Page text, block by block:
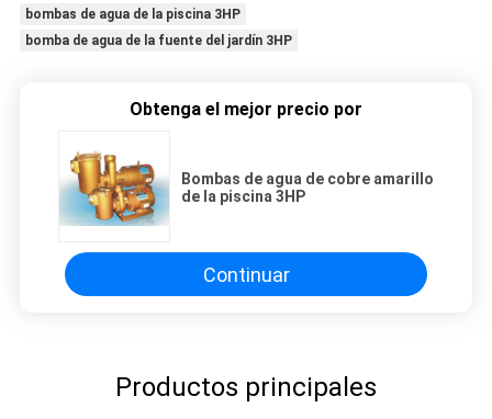
bombas de agua de la piscina 3HP
bomba de agua de la fuente del jardín 3HP
Obtenga el mejor precio por
Bombas de agua de cobre amarillo
de la piscina 3HP
Continuar
Productos principales